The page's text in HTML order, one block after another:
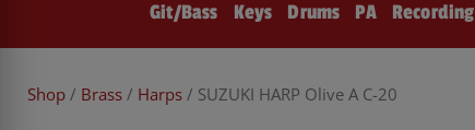
Git/Bass Keys Drums PA Recording
Shop / Brass / Harps / SUZUKI HARP Olive A C-20